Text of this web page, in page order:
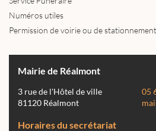
Numéros utiles
Permission de voirie ou de stationnement
Mairie de Réalmont
3 rue de l'Hôtel de ville
81120 Réalmont
05
Horaires du secrétariat